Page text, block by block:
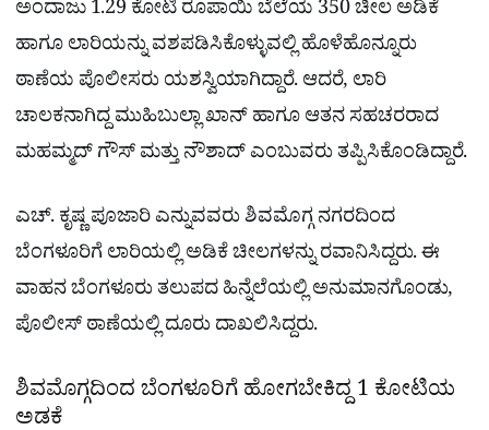
ಅಂದಾಜು 1.29 ಕೋಟಿ ರೂಪಾಯಿ ಬೆಲೆಯ 350 ಚೀಲ ಅಡಿಕೆ
ಹಾಗೂ ಲಾರಿಯನ್ನು ವಶಪಡಿಸಿಕೊಳ್ಳುವಲ್ಲಿ ಹೊಳೆಹೊನ್ನೂರು
ಠಾಣೆಯ ಪೊಲೀಸರು ಯಶಸ್ವಿಯಾಗಿದ್ದಾರೆ. ಆದರೆ, ಲಾರಿ
ಚಾಲಕನಾಗಿದ್ದ ಮುಹಿಬುಲ್ಲಾ ಖಾನ್ ಹಾಗೂ ಆತನ ಸಹಚರರಾದ
ಮಹಮ್ಮದ್ ಗೌಸ್ ಮತ್ತು ನೌಶಾದ್ ಎಂಬುವರು ತಪ್ಪಿಸಿಕೊಂಡಿದ್ದಾರೆ.
ಎಚ್. ಕೃಷ್ಣ ಪೂಜಾರಿ ಎನ್ನುವವರು ಶಿವಮೊಗ್ಗ ನಗರದಿಂದ
ಬೆಂಗಳೂರಿಗೆ ಲಾರಿಯಲ್ಲಿ ಅಡಿಕೆ ಚೀಲಗಳನ್ನು ರವಾನಿಸಿದ್ದರು. ಈ
ವಾಹನ ಬೆಂಗಳೂರು ತಲುಪದ ಹಿನ್ನೆಲೆಯಲ್ಲಿ ಅನುಮಾನಗೊಂಡು,
ಪೊಲೀಸ್ ಠಾಣೆಯಲ್ಲಿ ದೂರು ದಾಖಲಿಸಿದ್ದರು.
ಶಿವಮೊಗ್ಗದಿಂದ ಬೆಂಗಳೂರಿಗೆ ಹೋಗಬೇಕಿದ್ದ 1 ಕೋಟಿಯ
ಅಡಕೆ